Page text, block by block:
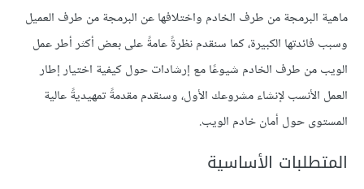
ماهية البرمجة من طرف الخادم واختلافها عن البرمجة من طرف العميل
وسبب فائدتها الكبيرة، كما سنقدم نظرةً عامةً على بعض أكثر أطر عمل
الويب من طرف الخادم شيوعًا مع إرشادات حول كيفية اختيار إطار
العمل الأنسب لإنشاء مشروعك الأول، وسنقدم مقدمةً تمهيديةً عالية
المستوى حول أمان خادم الويب.
المتطلبات الأساسية